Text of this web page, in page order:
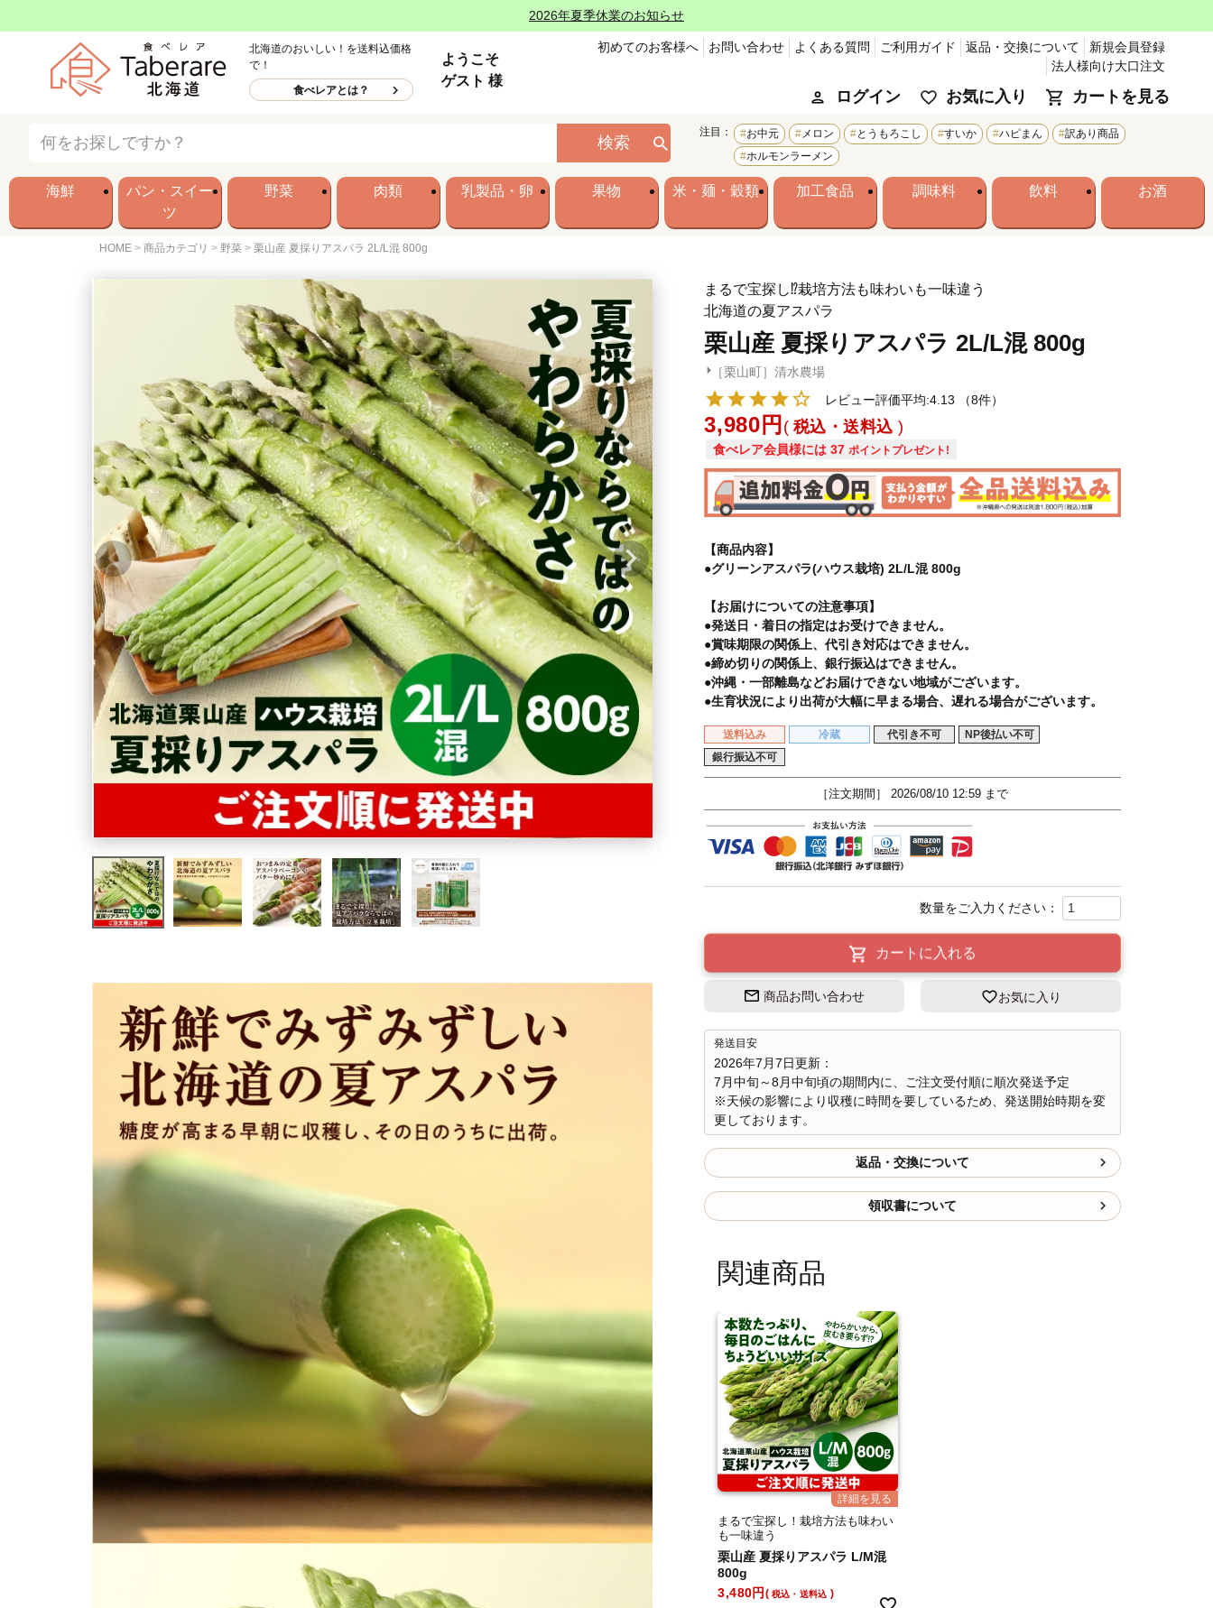
2026年夏季休業のお知らせ
北海道のおいしい！を送料込価格
で！
食べレアとは？
ようこそ
ゲスト 様
初めてのお客様へ お問い合わせ よくある質問 ご利用ガイド 返品・交換について
新規会員登録
法人様向け大口注文
ログイン お気に入り カートを見る
検索
注目： お中元 メロン とうもろこし すいか ハピまん
訳あり商品
ホルモンラーメン
海鮮
パン・スイー
ツ
野菜 肉類 乳製品・卵 果物 米・麺・穀類 加工食品 調味料 飲料 お酒
HOME 商品カテゴリ 野菜 栗山産 夏採りアスパラ 2L/L混 800g
まるで宝探し⁉栽培方法も味わいも一味違う
北海道の夏アスパラ
栗山産 夏採りアスパラ 2L/L混 800g
［栗山町］清水農場
レビュー評価平均:4.13
（8件）
3,980 税込・送料込
食べレア会員様には 37 ポイントプレゼント!
【商品内容】
●グリーンアスパラ(ハウス栽培) 2L/L混 800g
【お届けについての注意事項】
●発送日・着日の指定はお受けできません。
●賞味期限の関係上、代引き対応はできません。
●締め切りの関係上、銀行振込はできません。
●沖縄・一部離島などお届けできない地域がございます。
●生育状況により出荷が大幅に早まる場合、遅れる場合がございます。
送料込み 冷蔵 代引き不可
NP後払い不可
銀行振込不可
［注文期間］ 2026/08/10 12:59
カートに入れる
商品お問い合わせ お気に入り
発送目安
2026年7月7日更新：
7月中旬～8月中旬頃の期間内に、ご注文受付順に順次発送予定
※天候の影響により収穫に時間を要しているため、発送開始時期を変
更しております。
返品・交換について
領収書について
関連商品
まるで宝探し！栽培方法も味わい
も一味違う
北海道の夏アスパラ
栗山産 夏採りアスパラ L/M混
800g
3,480 税込・送料込